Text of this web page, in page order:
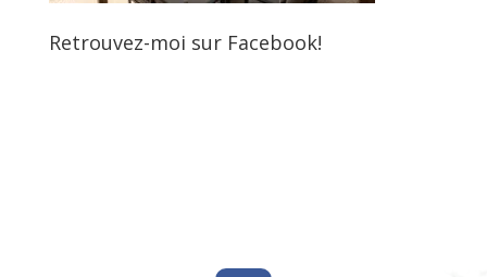
Retrouvez-moi sur Facebook!